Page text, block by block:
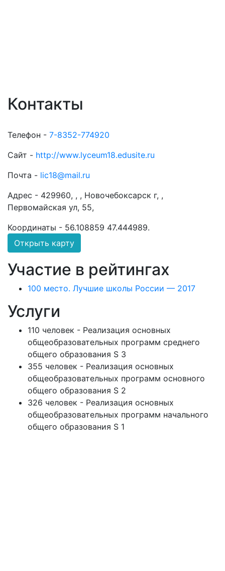
Контакты
Телефон - 7-8352-774920
Сайт - http://www.lyceum18.edusite.ru
Почта - lic18@mail.ru
Адрес - 429960, , , Новочебоксарск г, ,
Первомайская ул, 55,
Координаты - 56.108859 47.444989.
Открыть карту
Участие в рейтингах
100 место. Лучшие школы России — 2017
Услуги
110 человек - Реализация основных
общеобразовательных программ среднего
общего образования S 3
355 человек - Реализация основных
общеобразовательных программ основного
общего образования S 2
326 человек - Реализация основных
общеобразовательных программ начального
общего образования S 1